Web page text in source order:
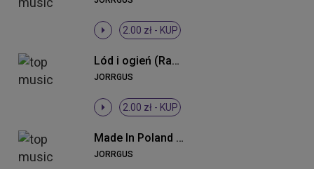
2.00 zł - KUP
Lód i ogień (Radio Edit)
JORRGUS
2.00 zł - KUP
Made In Poland (Radio Edit)
JORRGUS